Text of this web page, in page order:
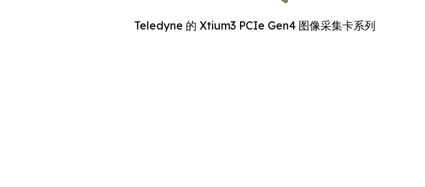
Teledyne 的 Xtium3 PCIe Gen4 图像采集卡系列